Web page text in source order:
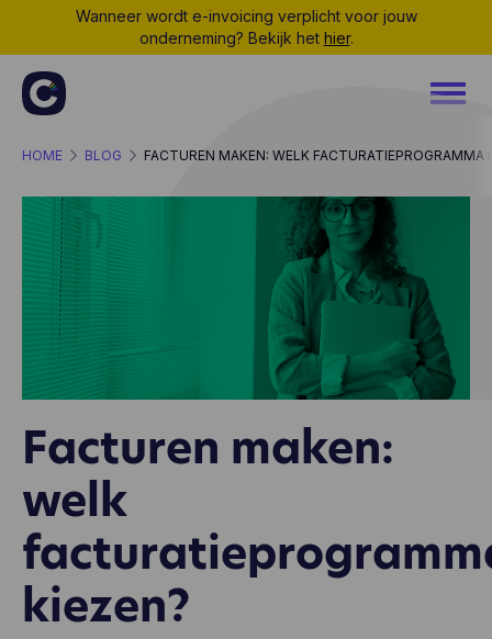
Wanneer wordt e-invoicing verplicht voor jouw
onderneming? Bekijk het hier.
HOME BLOG FACTUREN MAKEN: WELK FACTURATIEPROGRAMMA
Facturen maken:
welk
kiezen?